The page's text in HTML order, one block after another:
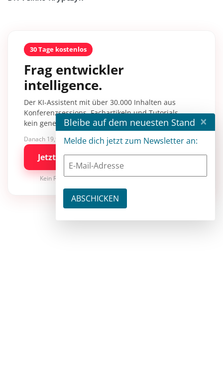
30 Tage kostenlos
Frag entwickler
intelligence.
Der KI-Assistent mit über 30.000 Inhalten aus
Konferenzsessions, Fachartikeln und Tutorials –
kein generisches KI-Wissen.
Danach 19,90 €/Monat mit entwickler.de BASIC
Jetzt kostenlos testen
Kein Risiko · jederzeit kündbar
Bleibe auf dem neuesten Stand ×
Melde dich jetzt zum Newsletter an: